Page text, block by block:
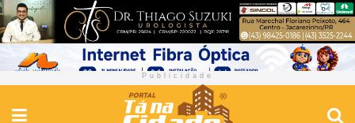
Publicidade